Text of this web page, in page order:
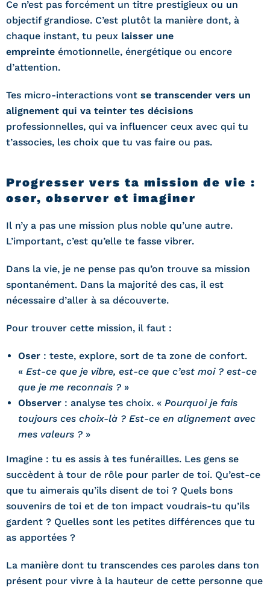
Ce n’est pas forcément un titre prestigieux ou un
objectif grandiose. C’est plutôt la manière dont, à
chaque instant, tu peux laisser une
empreinte émotionnelle, énergétique ou encore
d’attention.
Tes micro-interactions vont se transcender vers un
alignement qui va teinter tes décisions
professionnelles, qui va influencer ceux avec qui tu
t’associes, les choix que tu vas faire ou pas.
Progresser vers ta mission de vie :
oser, observer et imaginer
Il n’y a pas une mission plus noble qu’une autre.
L’important, c’est qu’elle te fasse vibrer.
Dans la vie, je ne pense pas qu’on trouve sa mission
spontanément. Dans la majorité des cas, il est
nécessaire d’aller à sa découverte.
Pour trouver cette mission, il faut :
Oser : teste, explore, sort de ta zone de confort.
« Est-ce que je vibre, est-ce que c’est moi ? est-ce
que je me reconnais ? »
Observer : analyse tes choix. « Pourquoi je fais
toujours ces choix-là ? Est-ce en alignement avec
mes valeurs ? »
Imagine : tu es assis à tes funérailles. Les gens se
succèdent à tour de rôle pour parler de toi. Qu’est-ce
que tu aimerais qu’ils disent de toi ? Quels bons
souvenirs de toi et de ton impact voudrais-tu qu’ils
gardent ? Quelles sont les petites différences que tu
as apportées ?
La manière dont tu transcendes ces paroles dans ton
présent pour vivre à la hauteur de cette personne que